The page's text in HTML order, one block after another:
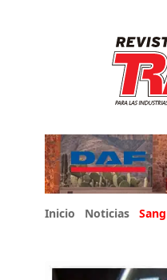
Inicio Noticias